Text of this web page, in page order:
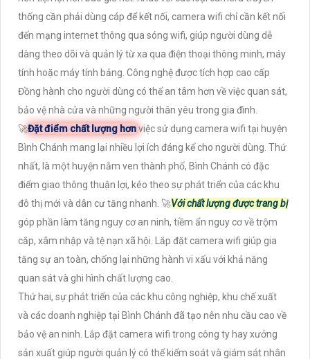
thống cần phải dùng cáp để kết nối, camera wifi chỉ cần kết nối
đến mạng internet thông qua sóng wifi, giúp người dùng dễ
dàng theo dõi và quản lý từ xa qua điện thoại thông minh, máy
tính hoặc máy tính bảng. Công nghệ được tích hợp cao cấp
Đồng hành cho người dùng có thể an tâm hơn về việc quan sát,
bảo vệ nhà cửa và những người thân yêu trong gia đình.
🚀Đặt điểm chất lượng hơnviệc sử dụng camera wifi tại huyện
Bình Chánh mang lại nhiều lợi ích đáng kể cho người dùng. Thứ
nhất, là một huyện nằm ven thành phố, Bình Chánh có đặc
điểm giao thông thuận lợi, kéo theo sự phát triển của các khu
đô thị mới và dân cư tăng nhanh. 🚀Với chất lượng được trang bị
góp phần làm tăng nguy cơ an ninh, tiềm ẩn nguy cơ về trộm
cắp, xâm nhập và tệ nạn xã hội. Lắp đặt camera wifi giúp gia
tăng sự an toàn, chống lại những hành vi xấu với khả năng
quan sát và ghi hình chất lượng cao.
Thứ hai, sự phát triển của các khu công nghiệp, khu chế xuất
và các doanh nghiệp tại Bình Chánh đã tạo nên nhu cầu cao về
bảo vệ an ninh. Lắp đặt camera wifi trong công ty hay xưởng
sản xuất giúp người quản lý có thể kiểm soát và giám sát nhân